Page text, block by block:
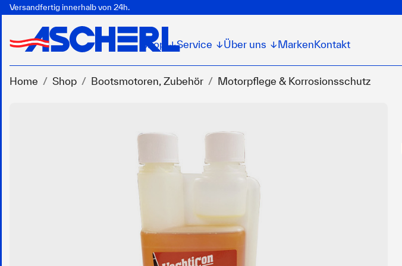
Versandfertig innerhalb von 24h.
Shop ↓Service ↓Über uns ↓ Marken Kontakt
Home Shop Bootsmotoren, Zubehör Motorpflege & Korrosionsschutz